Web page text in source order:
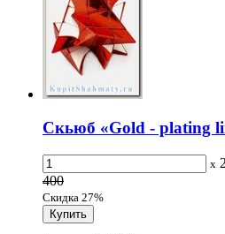
Скьюб «Gold - plating
x
400
Скидка 27%